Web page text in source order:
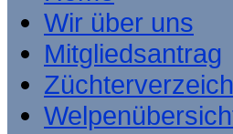
Wir über uns
Mitgliedsantrag